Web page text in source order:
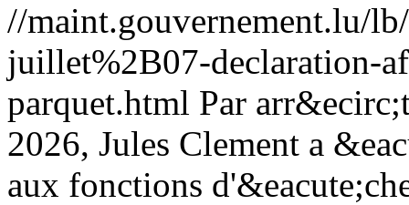
//maint.gouvernement.lu/
juillet%2B07-declaration-
parquet.html Par
2026, Jules Clement a
aux fonctions